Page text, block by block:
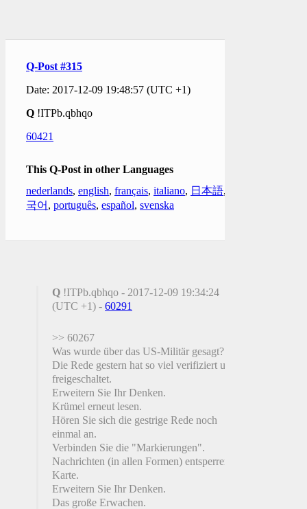
Q-Post #315
Date: 2017-12-09 19:48:57 (UTC +1)
Q !ITPb.qbhqo
60421
This Q-Post in other Languages
nederlands, english, français, italiano, 日本語,
국어 , português, español, svenska
Q !ITPb.qbhqo - 2017-12-09 19:34:24
(UTC +1) - 60291
>> 60267
Was wurde über das US-Militär gesagt?
Die Rede gestern hat so viel verifiziert und
freigeschaltet.
Erweitern Sie Ihr Denken.
Krümel erneut lesen.
Hören Sie sich die gestrige Rede noch
einmal an.
Verbinden Sie die "Markierungen".
Nachrichten (in allen Formen) entsperren die
Karte.
Erweitern Sie Ihr Denken.
Das große Erwachen.